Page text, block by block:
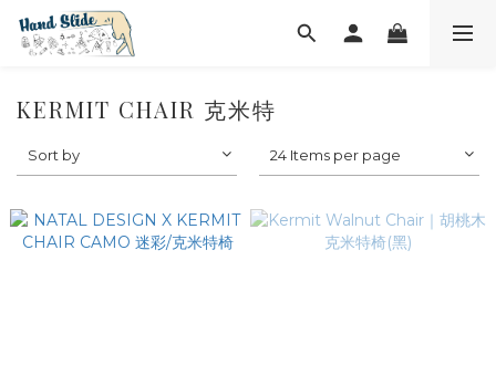
KERMIT CHAIR 克米特
Sort by 24 Items per page